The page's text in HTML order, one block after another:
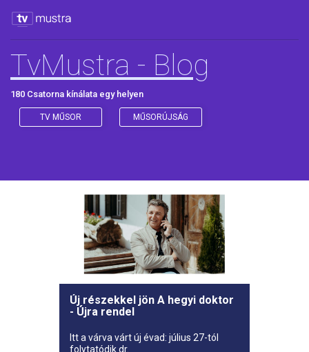
TvMustra - Blog
180 Csatorna kínálata egy helyen
TV MŰSOR MŰSORÚJSÁG
Új részekkel jön A hegyi doktor
- Újra rendel
Itt a várva várt új évad: július 27-tól
folytatódik dr.